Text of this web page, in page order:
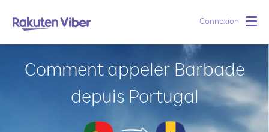
Connexion
Comment appeler Barbade
depuis Portugal